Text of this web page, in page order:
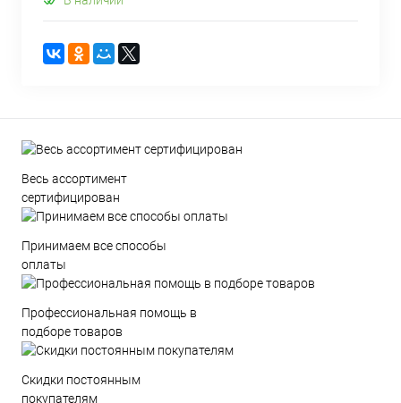
Весь ассортимент
сертифицирован
Принимаем все способы
оплаты
Профессиональная помощь в
подборе товаров
Скидки постоянным
покупателям